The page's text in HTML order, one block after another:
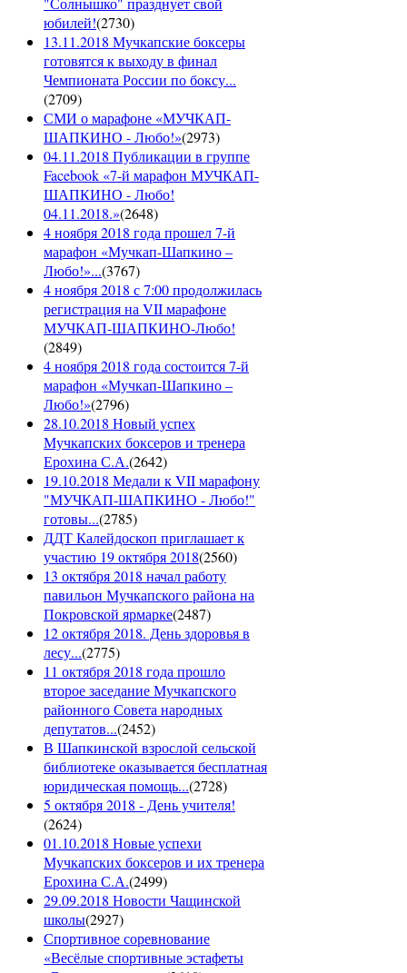
юбилей!(2730)
13.11.2018 Мучкапские боксеры
готовятся к выходу в финал
Чемпионата России по боксу...
(2709)
СМИ о марафоне «МУЧКАП-
ШАПКИНО - Любо!»(2973)
04.11.2018 Публикации в группе
Facebook «7-й марафон МУЧКАП-
ШАПКИНО - Любо!
04.11.2018.»(2648)
4 ноября 2018 года прошел 7-й
марафон «Мучкап-Шапкино –
Любо!»...(3767)
4 ноября 2018 с 7:00 продолжилась
регистрация на VII марафоне
МУЧКАП-ШАПКИНО-Любо!
(2849)
4 ноября 2018 года состоится 7-й
марафон «Мучкап-Шапкино –
Любо!»(2796)
28.10.2018 Новый успех
Мучкапских боксеров и тренера
Ерохина С.А.(2642)
19.10.2018 Медали к VII марафону
"МУЧКАП-ШАПКИНО - Любо!"
готовы...(2785)
ДДТ Калейдоскоп приглашает к
участию 19 октября 2018(2560)
13 октября 2018 начал работу
павильон Мучкапского района на
Покровской ярмарке(2487)
12 октября 2018. День здоровья в
лесу...(2775)
11 октября 2018 года прошло
второе заседание Мучкапского
районного Совета народных
депутатов...(2452)
В Шапкинской взрослой сельской
библиотеке оказывается бесплатная
юридическая помощь...(2728)
5 октября 2018 - День учителя!
(2624)
01.10.2018 Новые успехи
Мучкапских боксеров и их тренера
Ерохина С.А.(2499)
29.09.2018 Новости Чащинской
школы(2927)
Спортивное соревнование
«Весёлые спортивные эстафеты